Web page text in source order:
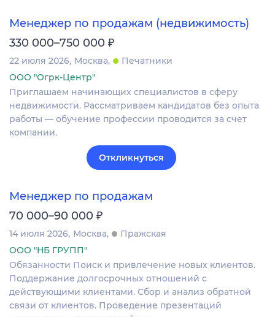
Менеджер по продажам (недвижимость)
330 000–750 000 ₽
22 июля 2026 Москва
Печатники
ООО "Огрк-Центр"
Приглашаем начинающих специалистов в сферу
недвижимости. Рассматриваем кандидатов без опыта
работы — обучение профессии проводится за счет
компании.
Откликнуться
Менеджер по продажам
70 000–90 000 ₽
14 июля 2026 Москва
Пражская
ООО "НБ ГРУПП"
Обязанности Поиск и привлечение новых клиентов.
Поддержание долгосрочных отношений с
действующими клиентами. Сбор и анализ обратной
связи от клиентов. Проведение презентаций